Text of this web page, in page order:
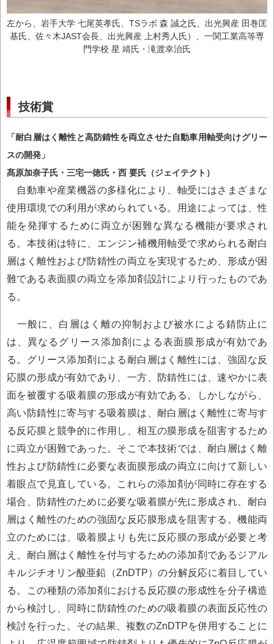
左から、岩手大学 七尾英孝氏、TSラボ 森 誠之氏、出光興産 田巻匡
基氏、佐々木JAST会長、出光興産 上村秀人氏）、一関工業高等専
門学校 星 靖氏・滝渡幸治氏
技術賞
「耐白層はく離性と高防錆性を両立させた自動車用軸受向けグリー
スの開発」
髙原加奈子氏・三宅一徳氏・西 要氏（ジェイテクト）
自動車や産業機器の多様化により、軸受にはさまざまな
使用環境での利用が求められている。用途によっては、性
能を発揮するために両立が困難な異なる機能が要求され
る。本技術は特に、エンジン補機用軸受で求められる耐白
層はく離性および防錆性の両立を実現するため、形成が困
難である表面膜の両立を添加剤設計により行ったものであ
る。
一般に、白層はく離の抑制および被水による錆防止に
は、異なるグリース添加剤による表面膜形成が有効であ
る。グリース添加剤による耐白層はく離性には、強固な反
応膜の形成が有効であり、一方、防錆性には、速やかに表
面を被覆する吸着膜の形成が有効である。しかしながら、
高い防錆性に寄与する吸着膜は、耐白層はく離性に寄与す
る反応膜と競争的に作用し、相互の膜形成を阻害するため
に両立が困難であった。そこで本技術では、耐白層はく離
性および防錆性に必要な表面膜形成の両立に向けて新しい
着眼点で見直している。これらの添加剤が同時に存在する
場合、防錆性のために必要な吸着膜が先に形成され、耐白
層はく離性のための強固な反応膜形成を阻害する。機能両
立のためには、吸着膜よりも先に反応膜の形成が必要と考
え、耐白層はく離性を付与するための添加剤であるジアル
キルジチオリン酸亜鉛（ZnDTP）の分解反応に着目してい
る。この種類の添加剤における反応膜の形成性を分子構造
から検討し、同時に防錆性のための吸着膜の表面反応性の
検討を行った。その結果、複数のZnDTPを併用することに